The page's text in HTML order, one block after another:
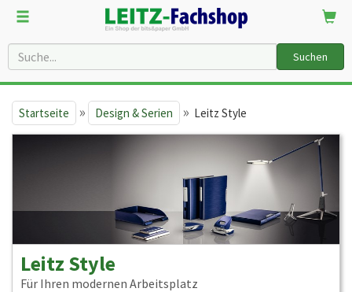
Suchen
Startseite » Design & Serien » Leitz Style
Leitz Style
Für Ihren modernen Arbeitsplatz